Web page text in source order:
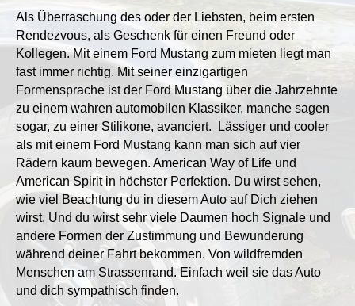
Als Überraschung des oder der Liebsten, beim ersten
Rendezvous, als Geschenk für einen Freund oder
Kollegen. Mit einem Ford Mustang zum mieten liegt man
fast immer richtig. Mit seiner einzigartigen
Formensprache ist der Ford Mustang über die Jahrzehnte
zu einem wahren automobilen Klassiker, manche sagen
sogar, zu einer Stilikone, avanciert. Lässiger und cooler
als mit einem Ford Mustang kann man sich auf vier
Rädern kaum bewegen. American Way of Life und
American Spirit in höchster Perfektion. Du wirst sehen,
wie viel Beachtung du in diesem Auto auf Dich ziehen
wirst. Und du wirst sehr viele Daumen hoch Signale und
andere Formen der Zustimmung und Bewunderung
während deiner Fahrt bekommen. Von wildfremden
Menschen am Strassenrand. Einfach weil sie das Auto
und dich sympathisch finden.